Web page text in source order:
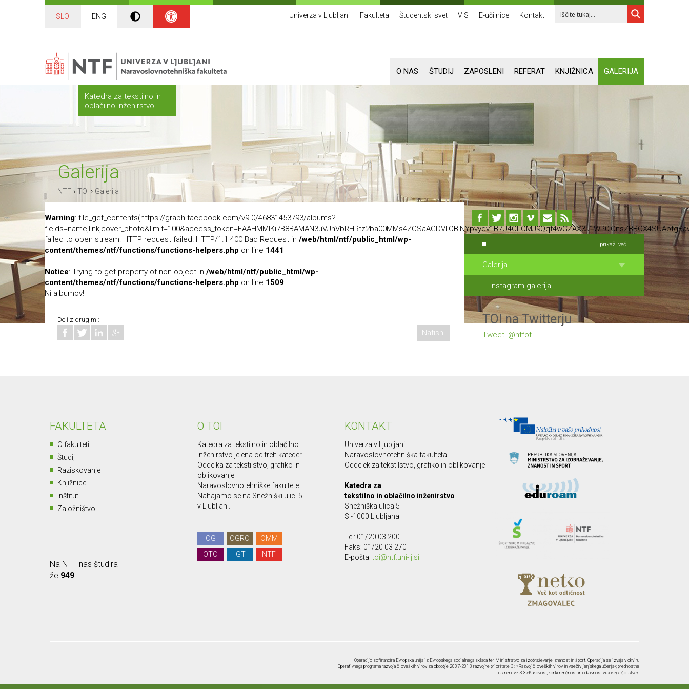
SLO ENG Univerza v Ljubljani Fakulteta Študentski svet VIS E-učilnice Kontakt
Katedra za tekstilno in
oblačilno inženirstvo
O NAS ŠTUDIJ ZAPOSLENI REFERAT KNJIŽNICA GALERIJA
Galerija
NTF › TOI › Galerija
Warning: file_get_contents(https://graph.facebook.com/v9.0/46831453793/albums?
failed to open stream: HTTP request failed! HTTP/1.1 400 Bad Request in /web/html/ntf/public_html/wp-
content/themes/ntf/functions/functions-helpers.php on line 1441
Notice: Trying to get property of non-object in /web/html/ntf/public_html/wp-
content/themes/ntf/functions/functions-helpers.php on line 1509
Ni albumov!
Deli z drugimi:
Natisni
prikaži več
Galerija
Instagram galerija
TOI na Twitterju
Tweeti @ntfot
FAKULTETA
O fakulteti
Študij
Raziskovanje
Knjižnice
Inštitut
Založništvo
O TOI
Katedra za tekstilno in oblačilno
inženirstvo je ena od treh kateder
Oddelka za tekstilstvo, grafiko in
oblikovanje
Naravoslovnotehniške fakultete.
Nahajamo se na Snežniški ulici 5
v Ljubljani.
OG OGRO
OMM
OTO
IGT NTF
KONTAKT
Univerza v Ljubljani
Naravoslovnotehniška fakulteta
Oddelek za tekstilstvo, grafiko in oblikovanje
Katedra za
tekstilno in oblačilno inženirstvo
Snežniška ulica 5
SI-1000 Ljubljana
Tel: 01/20 03 200
Faks: 01/20 03 270
E-pošta:toi@ntf.uni-lj.si
Na NTF nas študira
že 949
Operacijo sofinancira Evropska unija iz Evropskega socialnega sklada ter Ministrstvo za izobraževanje, znanost in šport. Operacija se izvaja v okviru
Operativnega programa razvoja človeških virov za obdobje 2007-2013, razvojne prioritete 3 : »Razvoj človeških virov in vseživljenjskega učenja«; prednostne
usmeritve 3.3 »Kakovost, konkurenčnost in odzivnost visokega šolstva«.